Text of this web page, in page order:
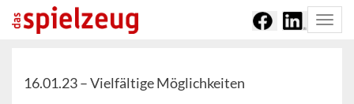
16.01.23 –Vielfältige Möglichkeiten